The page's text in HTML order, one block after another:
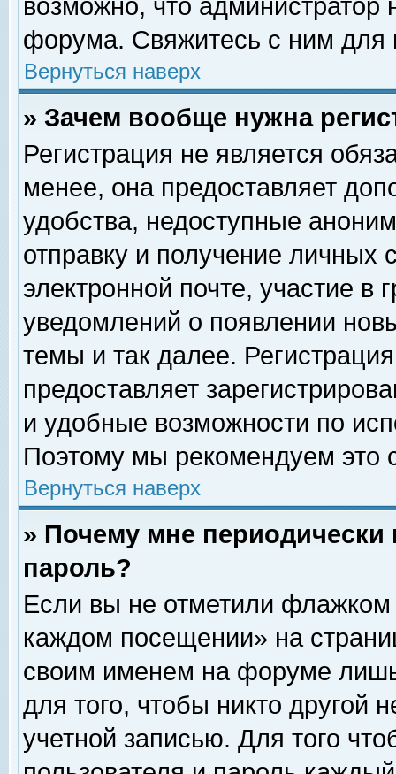
возможно, что
форума. Свяжитесь с ним для
Вернуться наверх
» Зачем вообще нужна
Регистрация не является
менее, она предоставляет
удобства, недоступные
отправку и получение личных
электронной почте, участие в
уведомлений о появлении
темы и так далее.
предоставляет
и удобные возможности по
Поэтому мы рекомендуем это
Вернуться наверх
» Почему мне
пароль?
Если вы не отметили флажком
каждом посещении» на
своим именем на форуме
для того, чтобы никто другой
учетной записью. Для того